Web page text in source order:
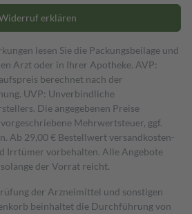
erklären
lesen Sie die Packungsbeilage und
Arzt oder in Ihrer Apotheke. AVP:
berechnet nach der
UVP: Unverbindliche
Die angegebenen Preise
Mehrwertsteuer, ggf.
Ab 29,00 € Bestell­wert versand­kosten­
Irrtümer vorbehalten. Alle Angebote
der Vorrat reicht.
der Arzneimittel und sonstigen
beinhaltet die Durchführung von